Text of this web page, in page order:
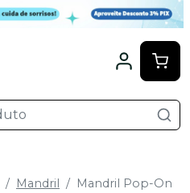
Mandril Mandril Pop-On